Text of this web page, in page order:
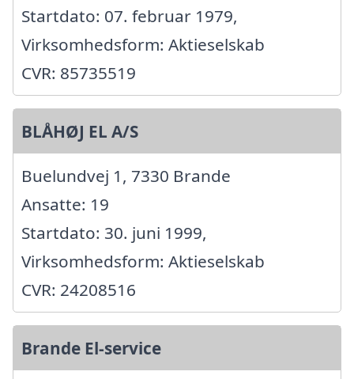
Startdato: 07. februar 1979,
Virksomhedsform: Aktieselskab
CVR: 85735519
BLÅHØJ EL A/S
Buelundvej 1, 7330 Brande
Ansatte: 19
Startdato: 30. juni 1999,
Virksomhedsform: Aktieselskab
CVR: 24208516
Brande El-service